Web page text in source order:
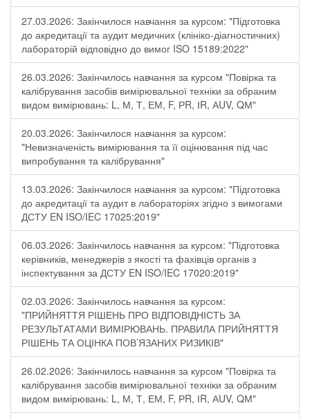
27.03.2026: Закінчилося навчання за курсом: "Підготовка
до акредитації та аудит медичних (клініко-діагностичних)
лабораторій відповідно до вимог ISO 15189:2022"
26.03.2026: Закінчилось навчання за курсом "Повірка та
калібрування засобів вимірювальної техніки за обраним
видом вимірювань: L, М, Т, ЕМ, F, РR, ІR, АUV, QМ"
20.03.2026: Закінчилося навчання за курсом:
"Невизначеність вимірювання та її оцінювання під час
випробування та калібрування"
13.03.2026: Закінчилося навчання за курсом: "Підготовка
до акредитації та аудит в лабораторіях згідно з вимогами
ДСТУ EN ISO/IEC 17025:2019"
06.03.2026: Закінчилось навчання за курсом: "Підготовка
керівників, менеджерів з якості та фахівців органів з
інспектування за ДСТУ EN ISO/IEC 17020:2019"
02.03.2026: Закінчилось навчання за курсом:
"ПРИЙНЯТТЯ РІШЕНЬ ПРО ВІДПОВІДНІСТЬ ЗА
РЕЗУЛЬТАТАМИ ВИМІРЮВАНЬ. ПРАВИЛА ПРИЙНЯТТЯ
РІШЕНЬ ТА ОЦІНКА ПОВ’ЯЗАНИХ РИЗИКІВ"
26.02.2026: Закінчилось навчання за курсом "Повірка та
калібрування засобів вимірювальної техніки за обраним
видом вимірювань: L, М, Т, ЕМ, F, РR, ІR, АUV, QМ"